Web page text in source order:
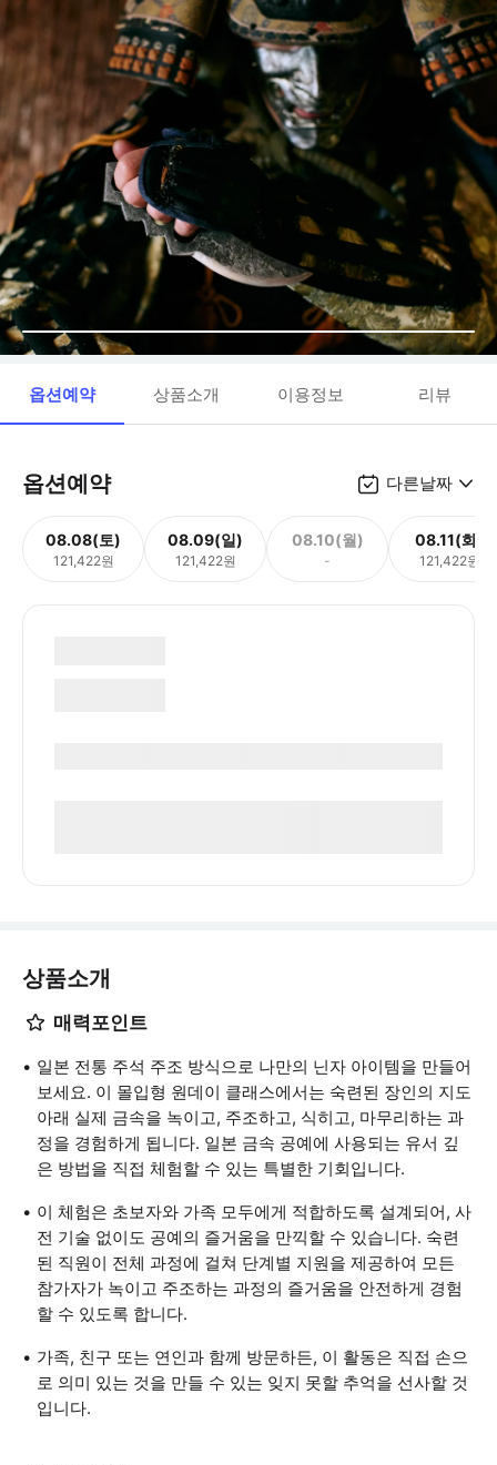
옵션예약 상품소개 이용정보 리뷰
옵션예약 다른날짜
08.08(토)
121,422원
08.09(일)
121,422원
08.10(월)
-
08.11(화)
121,422원
상품소개
매력포인트
일본 전통 주석 주조 방식으로 나만의 닌자 아이템을 만들어
보세요. 이 몰입형 원데이 클래스에서는 숙련된 장인의 지도
아래 실제 금속을 녹이고, 주조하고, 식히고, 마무리하는 과
정을 경험하게 됩니다. 일본 금속 공예에 사용되는 유서 깊
은 방법을 직접 체험할 수 있는 특별한 기회입니다.
이 체험은 초보자와 가족 모두에게 적합하도록 설계되어, 사
전 기술 없이도 공예의 즐거움을 만끽할 수 있습니다. 숙련
된 직원이 전체 과정에 걸쳐 단계별 지원을 제공하여 모든
참가자가 녹이고 주조하는 과정의 즐거움을 안전하게 경험
할 수 있도록 합니다.
가족, 친구 또는 연인과 함께 방문하든, 이 활동은 직접 손으
로 의미 있는 것을 만들 수 있는 잊지 못할 추억을 선사할 것
입니다.